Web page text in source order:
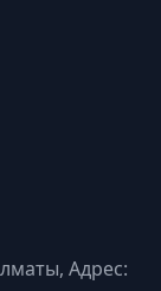
Адрес: